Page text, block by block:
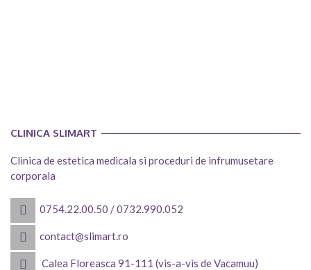
CLINICA SLIMART
Clinica de estetica medicala si proceduri de infrumusetare
corporala
0754.22.00.50 /0732.990.052
contact@slimart.ro
Calea Floreasca 91-111 (vis-a-vis de Vacamuu)